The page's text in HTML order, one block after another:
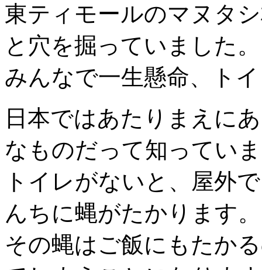
東ティモールのマヌタ
と穴を掘っていました。
みんなで一生懸命、ト
日本ではあたりまえに
なものだって知ってい
トイレがないと、屋外
んちに蝿がたかります。
その蝿はご飯にもたか